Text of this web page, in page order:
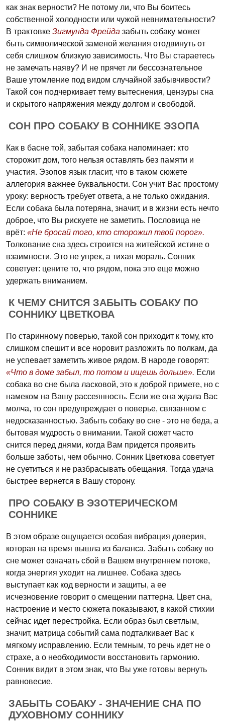
как знак верности? Не потому ли, что Вы боитесь
собственной холодности или чужой невнимательности?
В трактовке Зигмунда Фрейда забыть собаку может
быть символической заменой желания отодвинуть от
себя слишком близкую зависимость. Что Вы стараетесь
не замечать наяву? И не прячет ли бессознательное
Ваше утомление под видом случайной забывчивости?
Такой сон подчеркивает тему вытеснения, цензуры сна
и скрытого напряжения между долгом и свободой.
СОН ПРО СОБАКУ В СОННИКЕ ЭЗОПА
Как в басне той, забытая собака напоминает: кто
сторожит дом, того нельзя оставлять без памяти и
участия. Эзопов язык гласит, что в таком сюжете
аллегория важнее буквальности. Сон учит Вас простому
уроку: верность требует ответа, а не только ожидания.
Если собака была потеряна, значит, и в жизни есть нечто
доброе, что Вы рискуете не заметить. Пословица не
врёт: «Не бросай того, кто сторожил твой порог».
Толкование сна здесь строится на житейской истине о
взаимности. Это не упрек, а тихая мораль. Сонник
советует: цените то, что рядом, пока это еще можно
удержать вниманием.
К ЧЕМУ СНИТСЯ ЗАБЫТЬ СОБАКУ ПО
СОННИКУ ЦВЕТКОВА
По старинному поверью, такой сон приходит к тому, кто
слишком спешит и все норовит разложить по полкам, да
не успевает заметить живое рядом. В народе говорят:
«Что в доме забыл, то потом и ищешь дольше». Если
собака во сне была ласковой, это к доброй примете, но с
намеком на Вашу рассеянность. Если же она ждала Вас
молча, то сон предупреждает о поверье, связанном с
недосказанностью. Забыть собаку во сне - это не беда, а
бытовая мудрость о внимании. Такой сюжет часто
снится перед днями, когда Вам придется проявить
больше заботы, чем обычно. Сонник Цветкова советует
не суетиться и не разбрасывать обещания. Тогда удача
быстрее вернется в Вашу сторону.
ПРО СОБАКУ В ЭЗОТЕРИЧЕСКОМ
СОННИКЕ
В этом образе ощущается особая вибрация доверия,
которая на время вышла из баланса. Забыть собаку во
сне может означать сбой в Вашем внутреннем потоке,
когда энергия уходит на лишнее. Собака здесь
выступает как код верности и защиты, а ее
исчезновение говорит о смещении паттерна. Цвет сна,
настроение и место сюжета показывают, в какой стихии
сейчас идет перестройка. Если образ был светлым,
значит, матрица событий сама подталкивает Вас к
мягкому исправлению. Если темным, то речь идет не о
страхе, а о необходимости восстановить гармонию.
Сонник видит в этом знак, что Вы уже готовы вернуть
равновесие.
ЗАБЫТЬ СОБАКУ - ЗНАЧЕНИЕ СНА ПО
ДУХОВНОМУ СОННИКУ